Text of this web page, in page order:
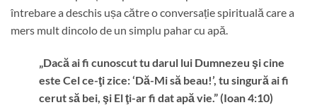
întrebare a deschis ușa către o conversație spirituală care a
mers mult dincolo de un simplu pahar cu apă.
„Dacă ai fi cunoscut tu darul lui Dumnezeu şi cine
este Cel ce-ţi zice: ‘Dă-Mi să beau!’, tu singură ai fi
cerut să bei, şi El ţi-ar fi dat apă vie.” (Ioan 4:10)